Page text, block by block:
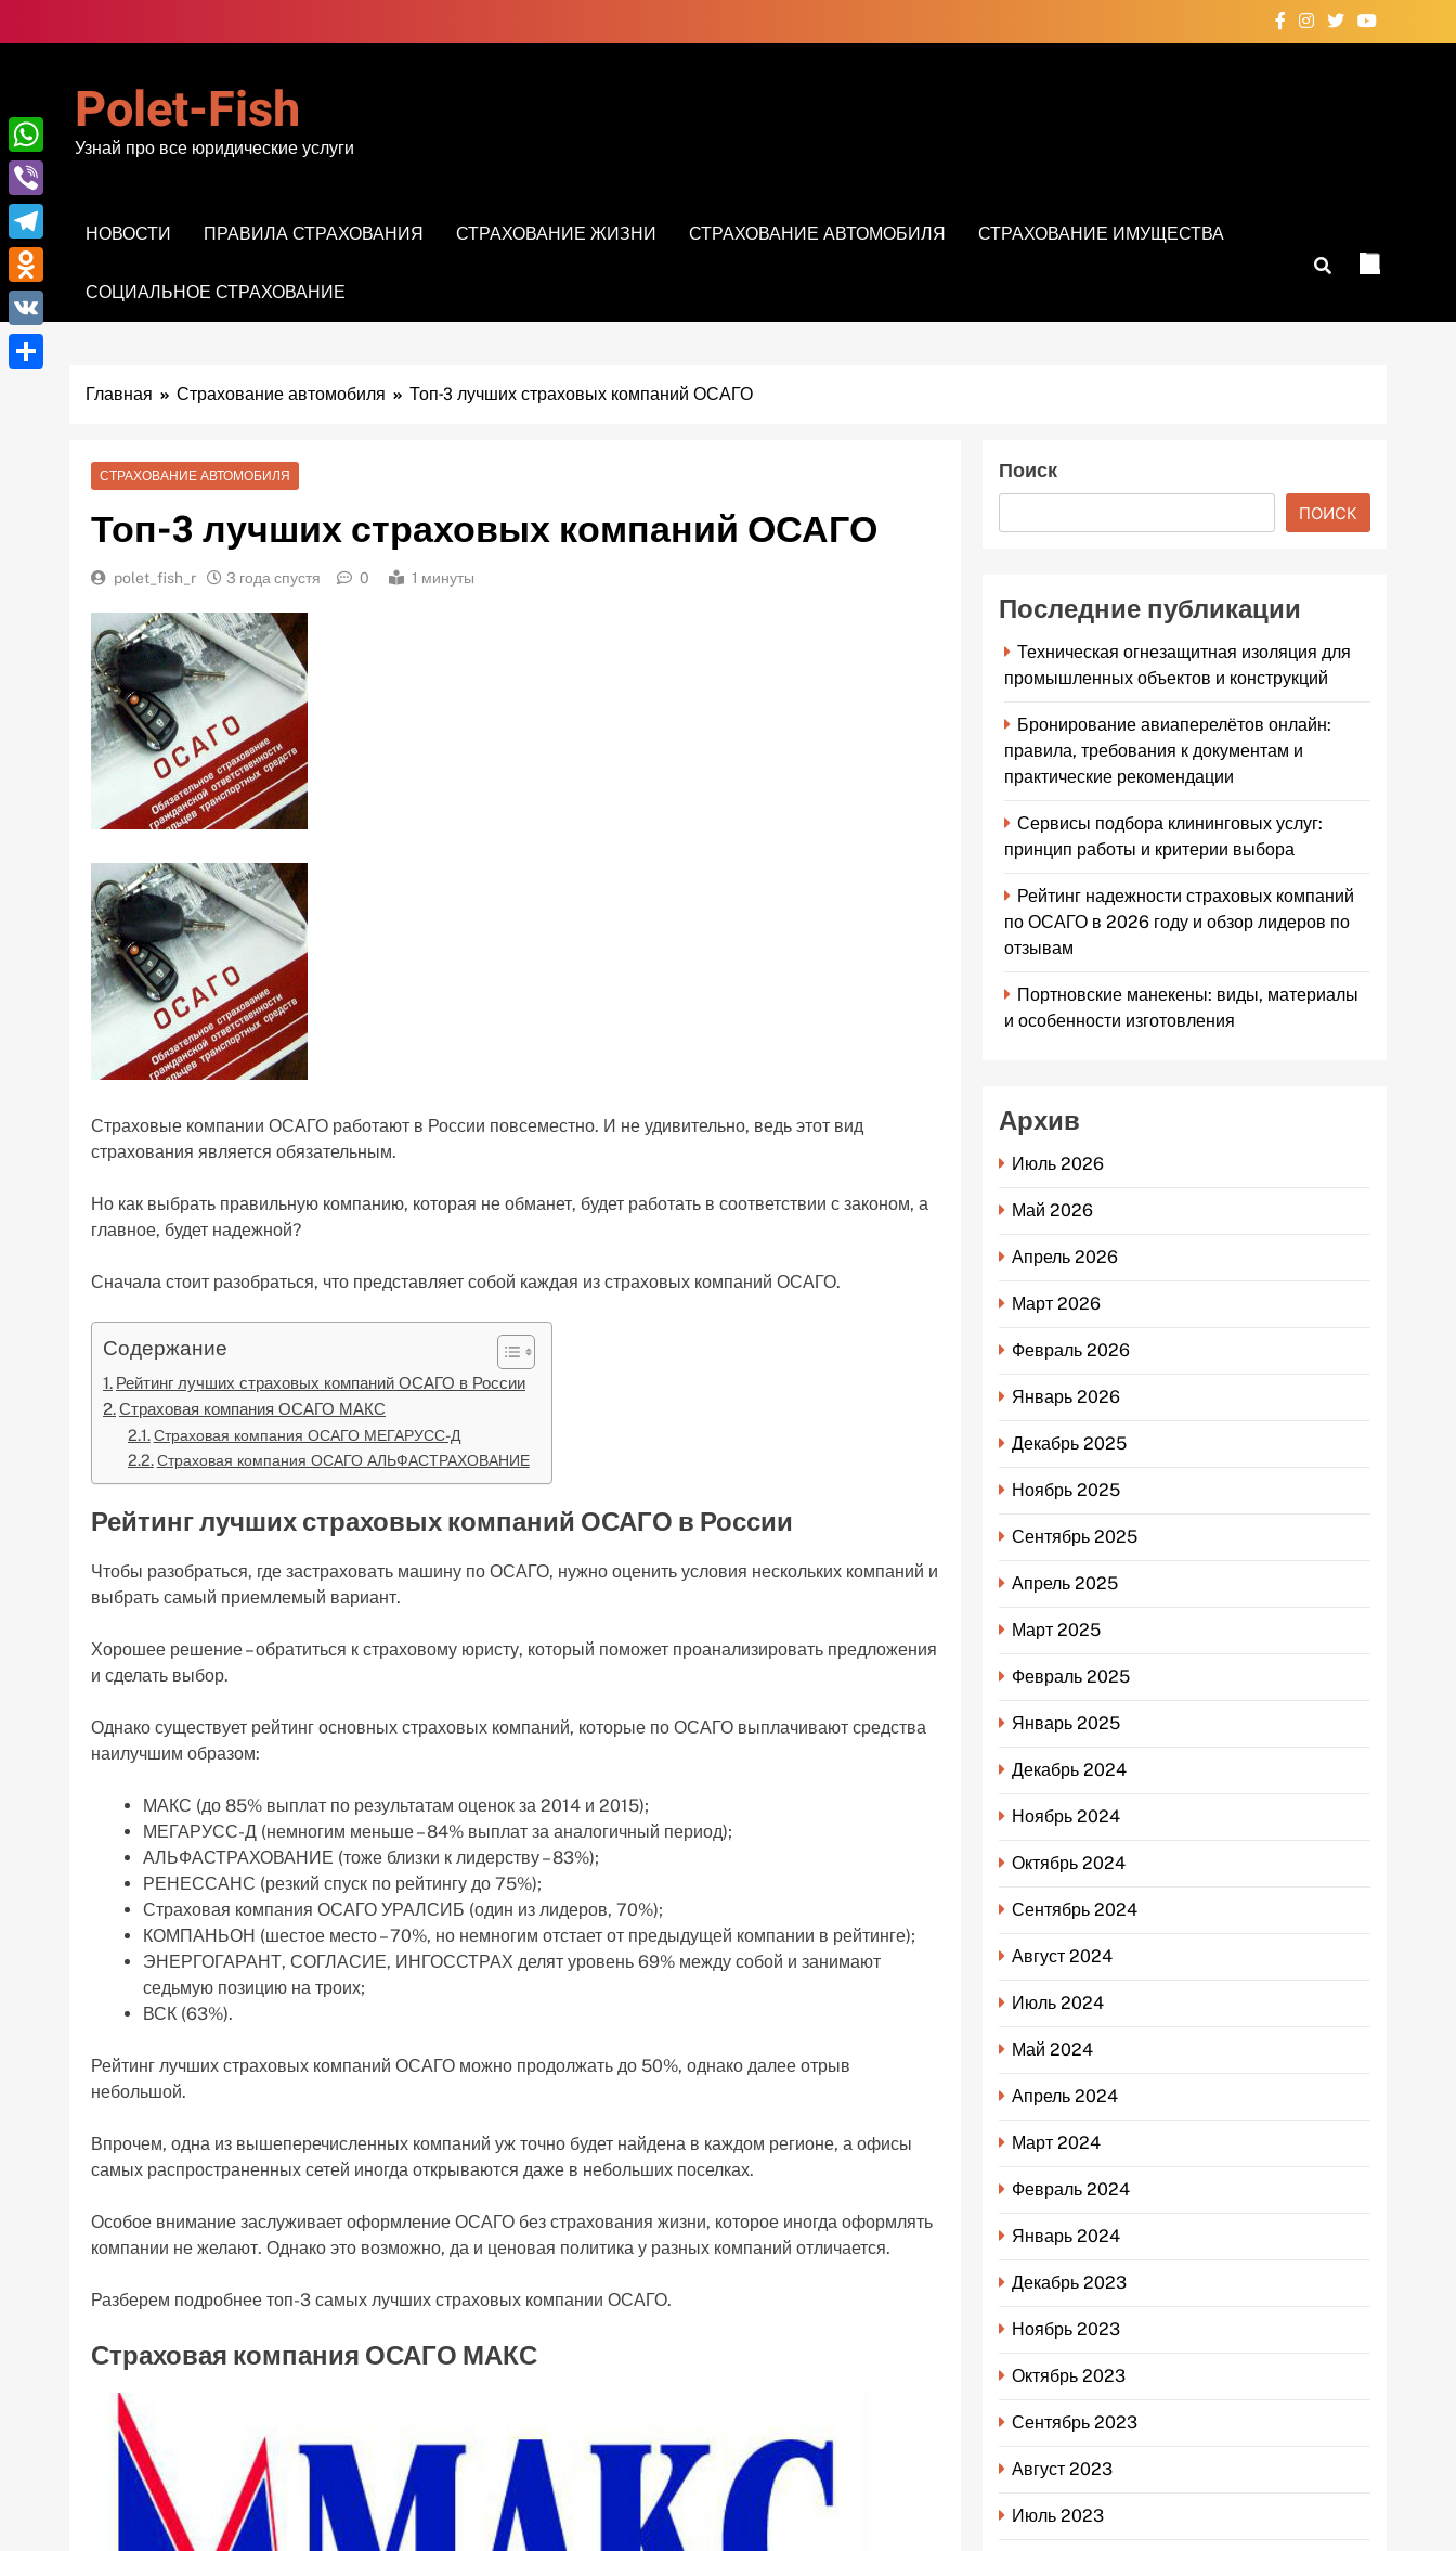
к
Polet-Fish
Узнай про все юридические услуги
НОВОСТИ ПРАВИЛА СТРАХОВАНИЯ СТРАХОВАНИЕ ЖИЗНИ СТРАХОВАНИЕ АВТОМОБИЛЯ СТРАХОВАНИЕ ИМУЩЕСТВА
СОЦИАЛЬНОЕ СТРАХОВАНИЕ
Главная Страхование автомобиля Топ-3 лучших страховых компаний ОСАГО
СТРАХОВАНИЕ АВТОМОБИЛЯ
Топ-3 лучших страховых компаний ОСАГО
polet_fish_r 3 года спустя 0 1 минуты
Страховые компании ОСАГО работают в России повсеместно. И не удивительно, ведь этот вид
страхования является обязательным.
Но как выбрать правильную компанию, которая не обманет, будет работать в соответствии с законом, а
главное, будет надежной?
Сначала стоит разобраться, что представляет собой каждая из страховых компаний ОСАГО.
Содержание
Рейтинг лучших страховых компаний ОСАГО в России
Страховая компания ОСАГО МАКС
Страховая компания ОСАГО МЕГАРУСС-Д
Страховая компания ОСАГО АЛЬФАСТРАХОВАНИЕ
Рейтинг лучших страховых компаний ОСАГО в России
Чтобы разобраться, где застраховать машину по ОСАГО, нужно оценить условия нескольких компаний и
выбрать самый приемлемый вариант.
Хорошее решение – обратиться к страховому юристу, который поможет проанализировать предложения
и сделать выбор.
Однако существует рейтинг основных страховых компаний, которые по ОСАГО выплачивают средства
наилучшим образом:
МАКС (до 85% выплат по результатам оценок за 2014 и 2015);
МЕГАРУСС-Д (немногим меньше – 84% выплат за аналогичный период);
АЛЬФАСТРАХОВАНИЕ (тоже близки к лидерству – 83%);
РЕНЕССАНС (резкий спуск по рейтингу до 75%);
Страховая компания ОСАГО УРАЛСИБ (один из лидеров, 70%);
КОМПАНЬОН (шестое место – 70%, но немногим отстает от предыдущей компании в рейтинге);
ЭНЕРГОГАРАНТ, СОГЛАСИЕ, ИНГОССТРАХ делят уровень 69% между собой и занимают
седьмую позицию на троих;
ВСК (63%).
Рейтинг лучших страховых компаний ОСАГО можно продолжать до 50%, однако далее отрыв
небольшой.
Впрочем, одна из вышеперечисленных компаний уж точно будет найдена в каждом регионе, а офисы
самых распространенных сетей иногда открываются даже в небольших поселках.
Особое внимание заслуживает оформление ОСАГО без страхования жизни, которое иногда оформлять
компании не желают. Однако это возможно, да и ценовая политика у разных компаний отличается.
Разберем подробнее топ-3 самых лучших страховых компании ОСАГО.
Страховая компания ОСАГО МАКС
Поиск
ПОИСК
Последние публикации
Техническая огнезащитная изоляция для
промышленных объектов и конструкций
Бронирование авиаперелётов онлайн:
правила, требования к документам и
практические рекомендации
Сервисы подбора клининговых услуг:
принцип работы и критерии выбора
Рейтинг надежности страховых компаний
по ОСАГО в 2026 году и обзор лидеров по
отзывам
Портновские манекены: виды, материалы
и особенности изготовления
Архив
Июль 2026
Май 2026
Апрель 2026
Март 2026
Февраль 2026
Январь 2026
Декабрь 2025
Ноябрь 2025
Сентябрь 2025
Апрель 2025
Март 2025
Февраль 2025
Январь 2025
Декабрь 2024
Ноябрь 2024
Октябрь 2024
Сентябрь 2024
Август 2024
Июль 2024
Май 2024
Апрель 2024
Март 2024
Февраль 2024
Январь 2024
Декабрь 2023
Ноябрь 2023
Октябрь 2023
Сентябрь 2023
Август 2023
Июль 2023
WhatsApp
Viber
Telegram
Odnoklassniki
VK
Отправить